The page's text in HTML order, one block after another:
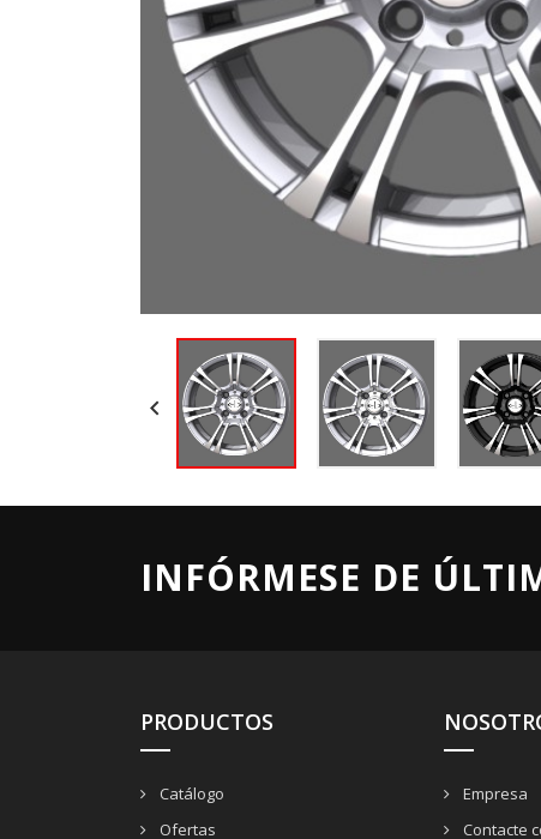

INFÓRMESE DE
PRODUCTOS
Catálogo
Ofertas
Empresa
Contacte